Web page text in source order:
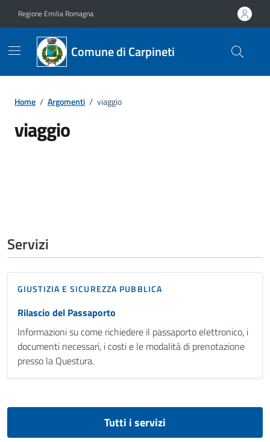
Regione Emilia Romagna
Comune di Carpineti
Home / Argomenti / viaggio
viaggio
Servizi
GIUSTIZIA E SICUREZZA PUBBLICA
Rilascio del Passaporto
Informazioni su come richiedere il passaporto elettronico, i
documenti necessari, i costi e le modalità di prenotazione
presso la Questura.
Tutti i servizi